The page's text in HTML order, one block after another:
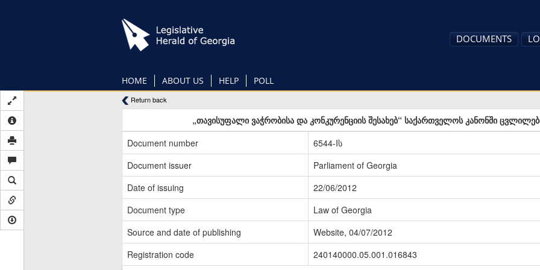
HOME ABOUT US HELP POLL
DOCUMENTS
Return back
„თავისუფალი ვაჭრობისა და კონკურენციის შესახებ“ საქართველოს კანონში
Document number
6544-Iს
Document issuer
Parliament of Georgia
Date of issuing
22/06/2012
Document type
Law of Georgia
Source and date of publishing
Website, 04/07/2012
Registration code
240140000.05.001.016843